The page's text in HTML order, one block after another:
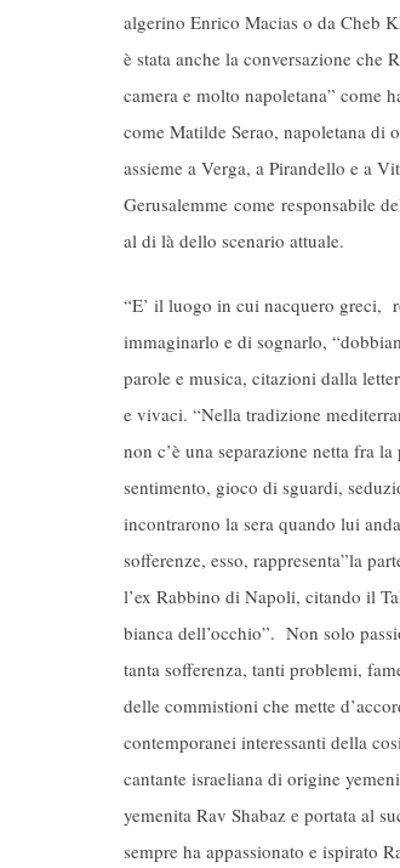
algerino Enrico Macias o da Cheb
è stata anche la conversazione
camera e molto napoletana” come
come Matilde Serao, napoletana di
assieme a Verga, a Pirandello e a
Gerusalemme come responsabile
al di là dello scenario attuale.
“E’ il luogo in cui nacquero greci,
immaginarlo e di sognarlo,
parole e musica, citazioni dalla
e vivaci. “Nella tradizione
non c’è una separazione netta fra
sentimento, gioco di sguardi,
incontrarono la sera quando lui
sofferenze, esso, rappresenta”la
l’ex Rabbino di Napoli, citando il
bianca dell’occhio”. Non solo
tanta sofferenza, tanti problemi,
delle commistioni che mette
contemporanei interessanti della
cantante israeliana di origine
yemenita Rav Shabaz e portata al
sempre ha appassionato e ispirato